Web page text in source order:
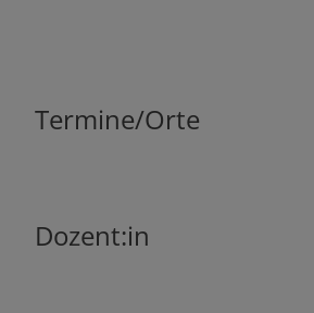
Termine/Orte
Dozent:in